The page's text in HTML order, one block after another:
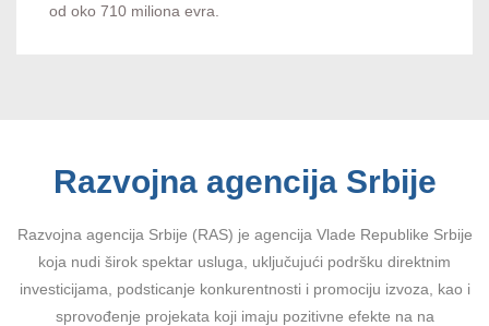
od oko 710 miliona evra.
Razvojna agencija Srbije
Razvojna agencija Srbije (RAS) je agencija Vlade Republike Srbije
koja nudi širok spektar usluga, uključujući podršku direktnim
investicijama, podsticanje konkurentnosti i promociju izvoza, kao i
sprovođenje projekata koji imaju pozitivne efekte na na